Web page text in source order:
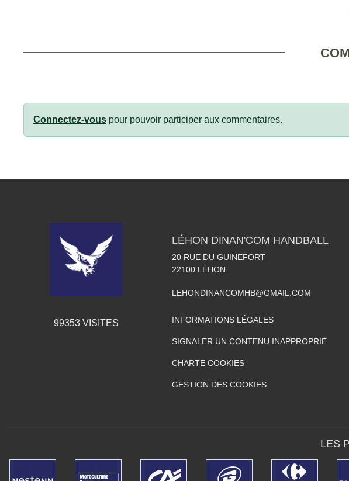
Connectez-vous pour pouvoir participer aux commentaires.
99353VISITES
LÉHON DINAN'COM HANDBALL
20 RUE DU GUINEFORT
22100 LÉHON
LEHONDINANCOMHB@GMAIL.COM
INFORMATIONS LÉGALES
SIGNALER UN CONTENU INAPPROPRIÉ
CHARTE COOKIES
GESTION DES COOKIES
LES